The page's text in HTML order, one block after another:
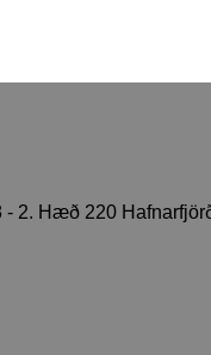
- 2. Hæð 220